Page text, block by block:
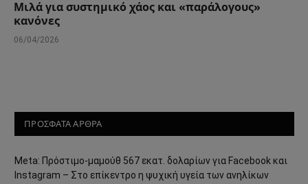
Μιλά για συστημικό χάος και «παράλογους»
κανόνες
06/04/2026
ΠΡΟΣΦΑΤΑ ΑΡΘΡΑ
Meta: Πρόστιμο-μαμούθ 567 εκατ. δολαρίων για Facebook και
Instagram – Στο επίκεντρο η ψυχική υγεία των ανηλίκων